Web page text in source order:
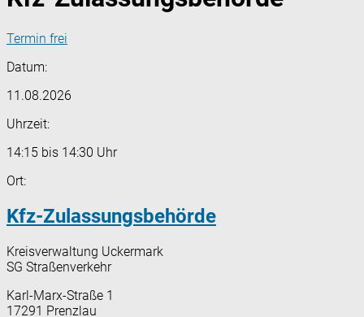
Termin frei
Datum:
11.08.2026
Uhrzeit:
14:15 bis 14:30 Uhr
Ort:
Kfz-Zulassungsbehörde
Kreisverwaltung Uckermark
SG Straßenverkehr
Karl-Marx-Straße 1
17291 Prenzlau